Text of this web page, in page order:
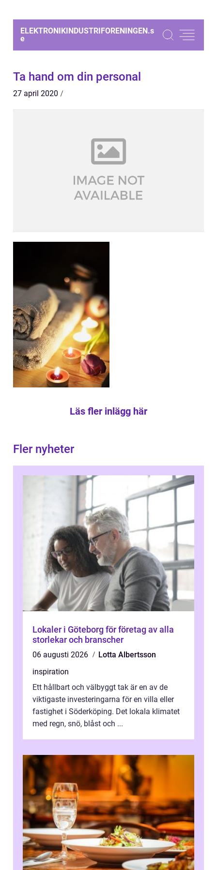
ELEKTRONIKINDUSTRIFORENINGEN.s
e
Ta hand om din personal
27 april 2020
Läs fler inlägg här
Fler nyheter
Lokaler i Göteborg för företag av alla
storlekar och branscher
06 augusti 2026
Lotta Albertsson
inspiration
Ett hållbart och välbyggt tak är en av de
viktigaste investeringarna för en villa eller
fastighet i Söderköping. Det lokala klimatet
med regn, snö, blåst och ...